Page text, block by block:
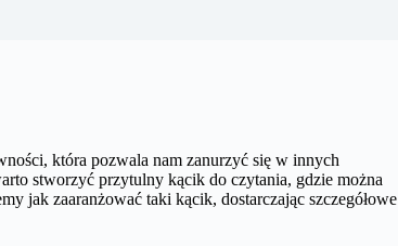
która pozwala nam zanurzyć się w innych
stworzyć przytulny kącik do czytania, gdzie można
jak zaaranżować taki kącik, dostarczając szczegółowe